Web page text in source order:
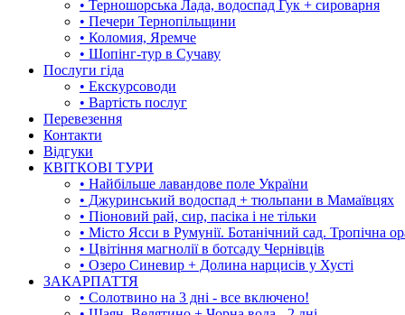
• Терношорська Лада, водоспад Гук + сироварня
• Печери Тернопільщини
• Коломия, Яремче
• Шопінг-тур в Сучаву
Послуги гіда
• Екскурсоводи
• Вартість послуг
Перевезення
Контакти
Відгуки
КВІТКОВІ ТУРИ
• Найбільше лавандове поле України
• Джуринський водоспад + тюльпани в Мамаївцях
• Піоновий рай, сир, пасіка і не тільки
• Місто Ясси в Румунії. Ботанічний сад. Тропічна
• Цвітіння магнолії в ботсаду Чернівців
• Озеро Синевир + Долина нарцисів у Хусті
ЗАКАРПАТТЯ
• Солотвино на 3 дні - все включено!